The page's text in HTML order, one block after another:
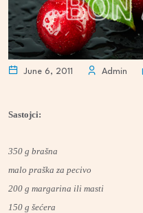
June 6, 2011 Admin
Sastojci:
350 g brašna
malo praška za pecivo
200 g margarina ili masti
150 g šećera